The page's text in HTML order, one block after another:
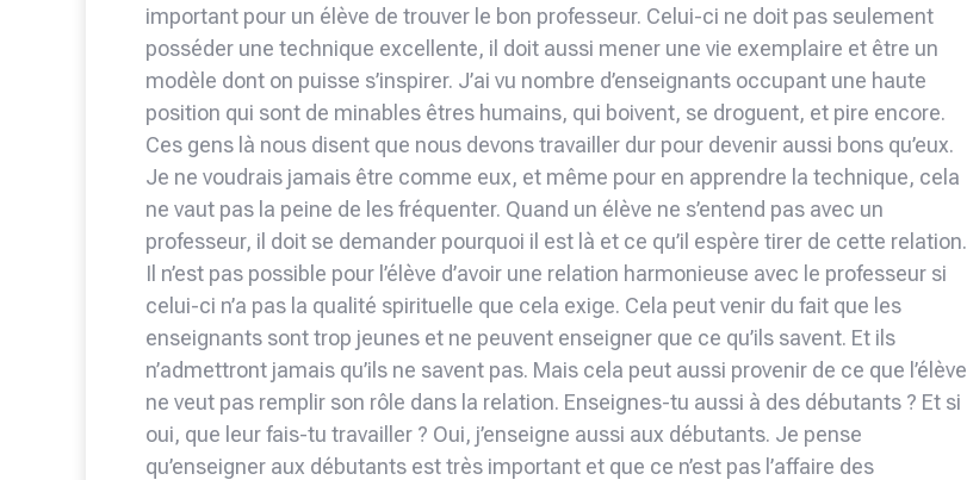
important pour un élève de trouver le bon professeur. Celui-ci ne doit pas seulement
posséder une technique excellente, il doit aussi mener une vie exemplaire et être un
modèle dont on puisse s’inspirer. J’ai vu nombre d’enseignants occupant une haute
position qui sont de minables êtres humains, qui boivent, se droguent, et pire encore.
Ces gens là nous disent que nous devons travailler dur pour devenir aussi bons qu’eux.
Je ne voudrais jamais être comme eux, et même pour en apprendre la technique, cela
ne vaut pas la peine de les fréquenter. Quand un élève ne s’entend pas avec un
professeur, il doit se demander pourquoi il est là et ce qu’il espère tirer de cette relation.
Il n’est pas possible pour l’élève d’avoir une relation harmonieuse avec le professeur si
celui-ci n’a pas la qualité spirituelle que cela exige. Cela peut venir du fait que les
enseignants sont trop jeunes et ne peuvent enseigner que ce qu’ils savent. Et ils
n’admettront jamais qu’ils ne savent pas. Mais cela peut aussi provenir de ce que l’élève
ne veut pas remplir son rôle dans la relation. Enseignes-tu aussi à des débutants ? Et si
oui, que leur fais-tu travailler ? Oui, j’enseigne aussi aux débutants. Je pense
qu’enseigner aux débutants est très important et que ce n’est pas l’affaire des